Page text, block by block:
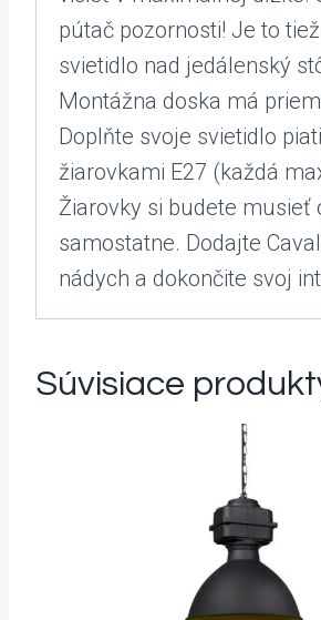
pútač pozornosti! Je to
svietidlo nad jedálenský
Montážna doska má
Doplňte svoje svietidlo
žiarovkami E27 (každá
Žiarovky si budete musieť
samostatne. Dodajte
nádych a dokončite svoj
Súvisiace